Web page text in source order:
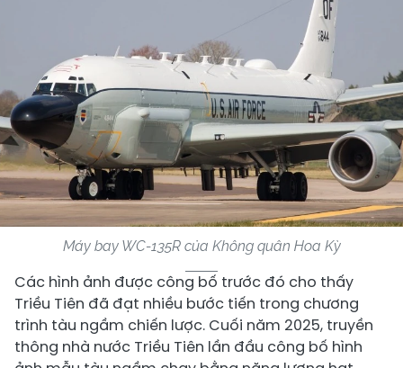
Máy bay WC-135R của Không quân Hoa Kỳ
Các hình ảnh được công bố trước đó cho thấy
Triều Tiên đã đạt nhiều bước tiến trong chương
trình tàu ngầm chiến lược. Cuối năm 2025, truyền
thông nhà nước Triều Tiên lần đầu công bố hình